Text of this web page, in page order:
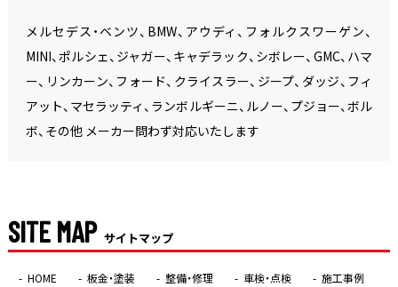
メルセデス・ベンツ、BMW、アウディ、フォルクスワーゲン、
MINI、ポルシェ、ジャガー、キャデラック、シボレー、GMC、ハマ
ー、リンカーン、フォード、クライスラー、ジープ、ダッジ、フィ
アット、マセラッティ、ランボルギーニ、ルノー、プジョー、ボル
ボ、その他 メーカー問わず対応いたします
SITE MAP サイトマップ
HOME 板金・塗装 整備・修理 車検・点検
施工事例